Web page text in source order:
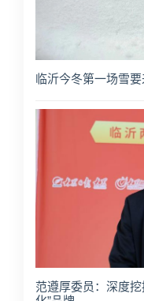
临沂今冬第一场雪要
范遵厚委员：深度